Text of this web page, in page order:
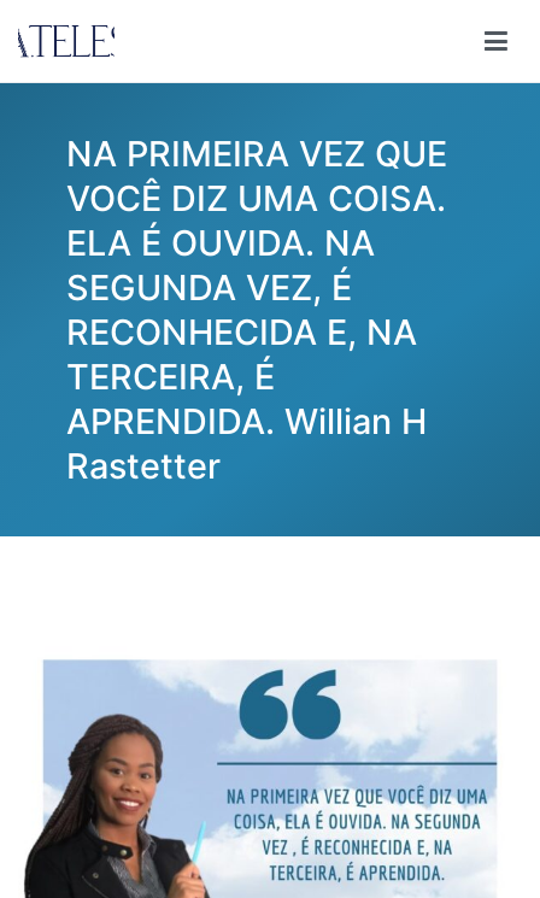
para
NA PRIMEIRA VEZ QUE
VOCÊ DIZ UMA COISA.
ELA É OUVIDA. NA
SEGUNDA VEZ, É
RECONHECIDA E, NA
TERCEIRA, É
APRENDIDA. Willian H
Rastetter